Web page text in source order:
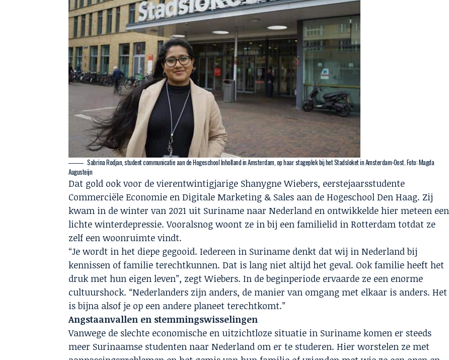
Sabrina Rodjan, student communicatie aan de Hogeschool Inholland in Amsterdam, op haar stageplek bij het Stadsloket in Amsterdam-Oost. Foto: Magda
Augusteijn
Dat gold ook voor de vierentwintigjarige Shanygne Wiebers, eerstejaarsstudente
Commerciële Economie en Digitale Marketing & Sales aan de Hogeschool Den Haag. Zij
kwam in de winter van 2021 uit Suriname naar Nederland en ontwikkelde hier meteen een
lichte winterdepressie. Vooralsnog woont ze in bij een familielid in Rotterdam totdat ze
zelf een woonruimte vindt.
“Je wordt in het diepe gegooid. Iedereen in Suriname denkt dat wij in Nederland bij
kennissen of familie terechtkunnen. Dat is lang niet altijd het geval. Ook familie heeft het
druk met hun eigen leven”, zegt Wiebers. In de beginperiode ervaarde ze een enorme
cultuurshock. “Nederlanders zijn anders, de manier van omgang met elkaar is anders. Het
is bijna alsof je op een andere planeet terechtkomt.”
Angstaanvallen en stemmingswisselingen
Vanwege de slechte economische en uitzichtloze situatie in Suriname komen er steeds
meer Surinaamse studenten naar Nederland om er te studeren. Hier worstelen ze met